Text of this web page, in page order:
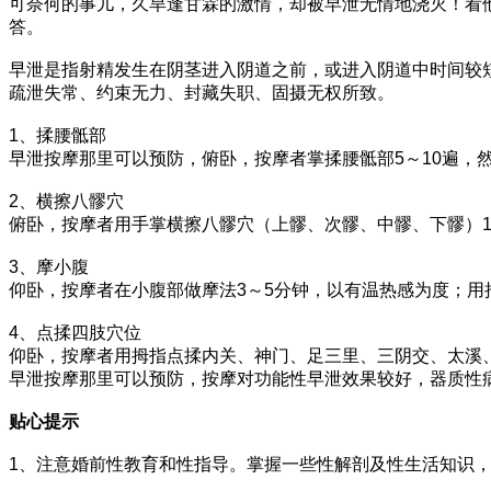
答。
早泄是指射精发生在阴茎进入阴道之前，或进入阴道中时间
疏泄失常、约束无力、封藏失职、固摄无权所致。
1、揉腰骶部
早泄按摩那里可以预防，俯卧，按摩者掌揉腰骶部5～10遍，
2、横擦八髎穴
俯卧，按摩者用手掌横擦八髎穴（上髎、次髎、中髎、下髎）
3、摩小腹
仰卧，按摩者在小腹部做摩法3～5分钟，以有温热感为度；
4、点揉四肢穴位
仰卧，按摩者用拇指点揉内关、神门、足三里、三阴交、太
早泄按摩那里可以预防，按摩对功能性早泄效果较好，器质
贴心提示
1、注意婚前性教育和性指导。掌握一些性解剖及性生活知识